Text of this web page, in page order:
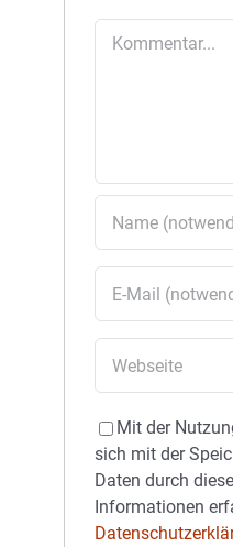
Mit der
sich mit der
Daten durch
Informationen